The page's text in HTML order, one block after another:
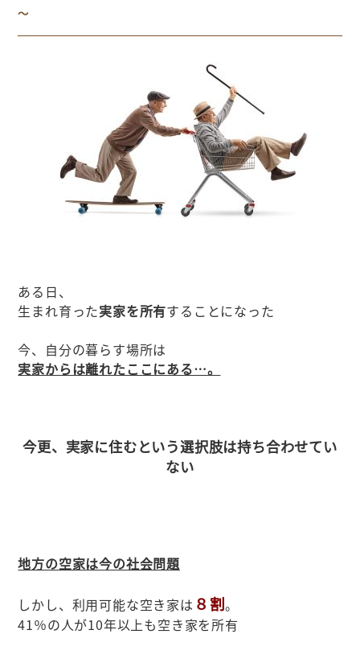
～
ある日、
生まれ育った実家を所有することになった
今、自分の暮らす場所は
実家からは離れたここにある…。
今更、実家に住むという選択肢は持ち合わせてい
ない
地方の空家は今の社会問題
しかし、利用可能な空き家は ８割。
41％の人が10年以上も空き家を所有